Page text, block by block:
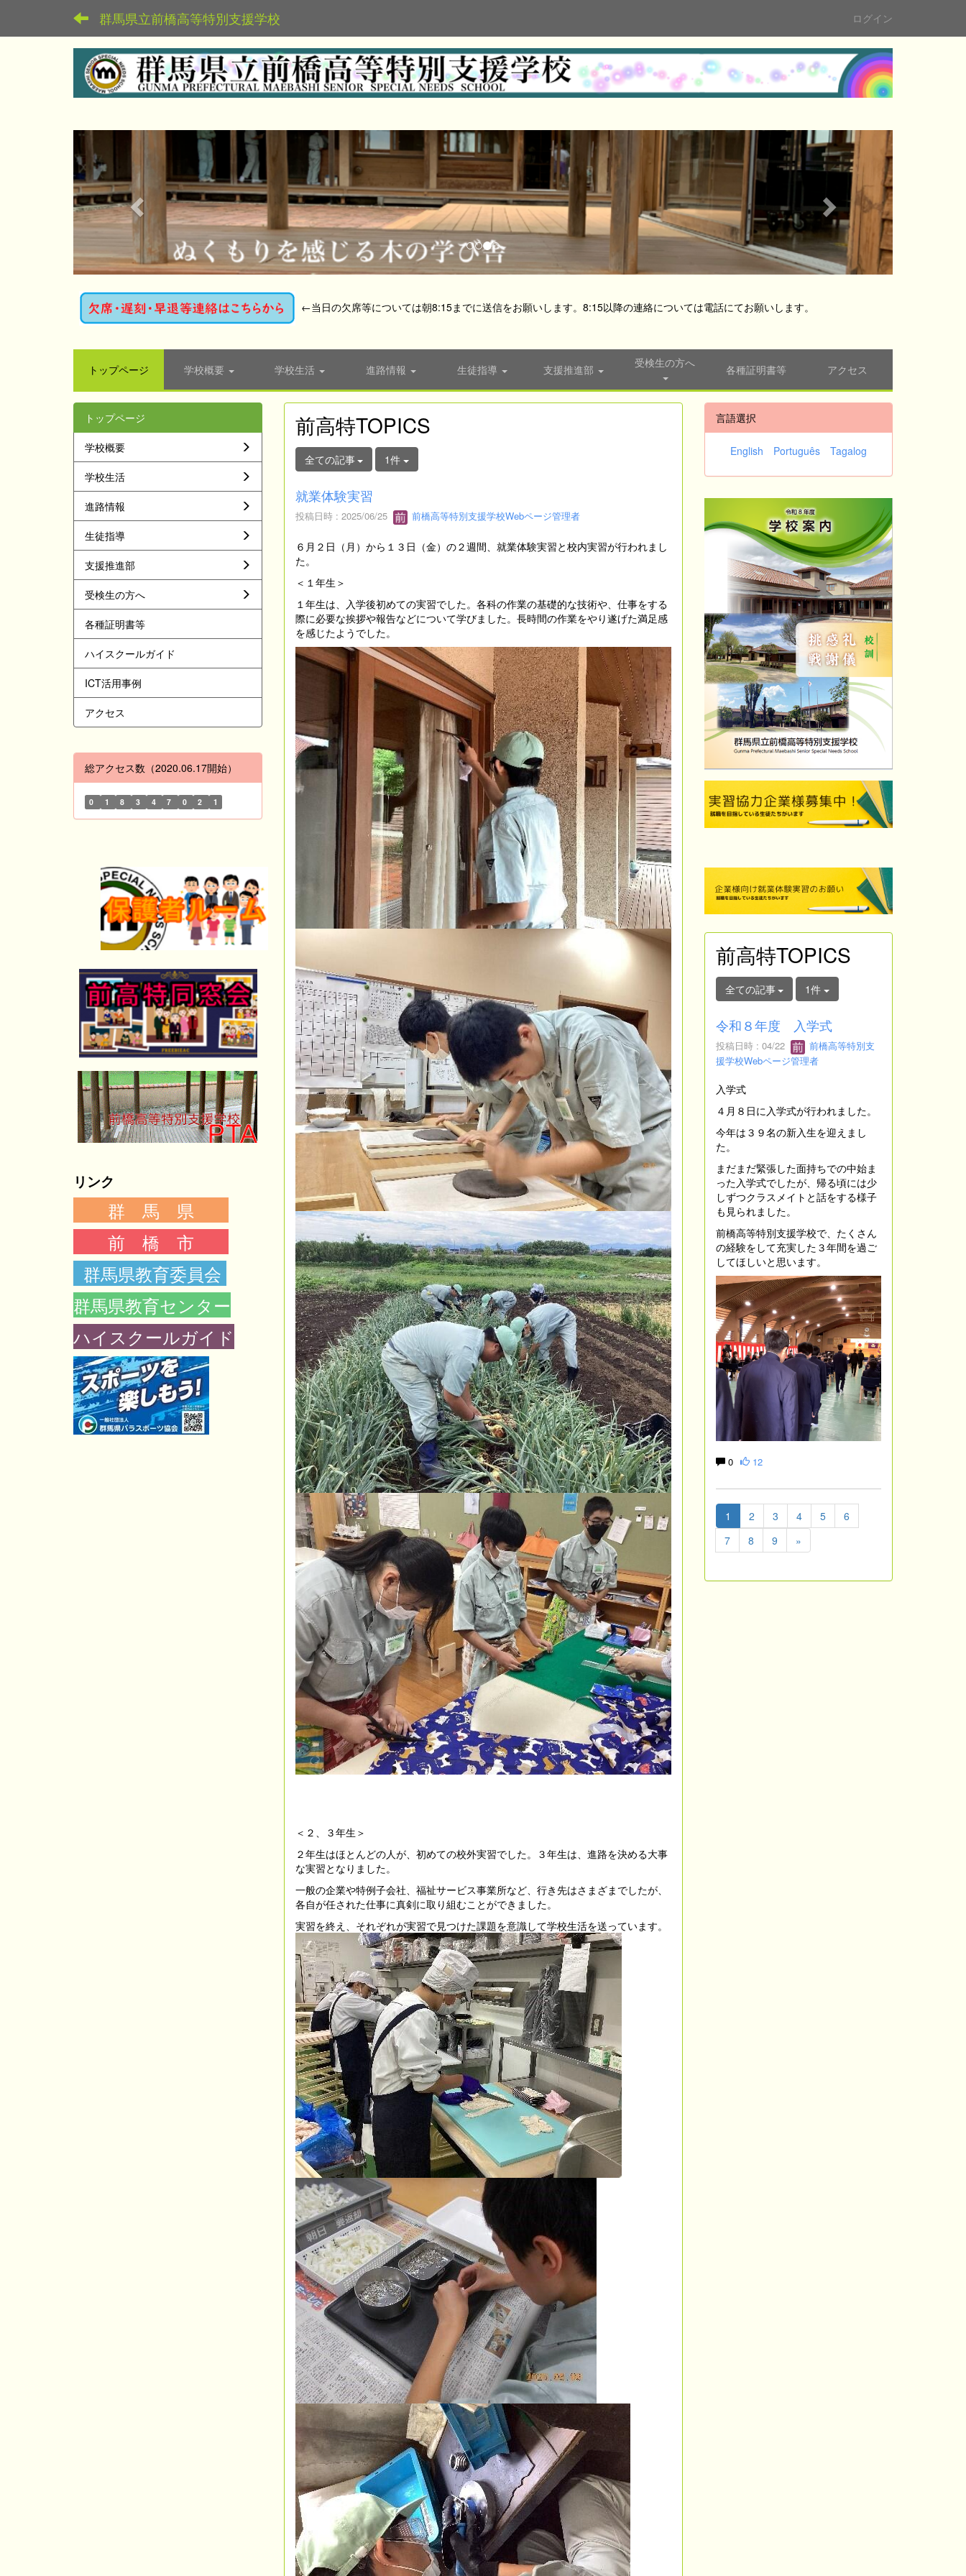
群馬県立前橋高等特別支援学校 ログイン
e
v
i
o
u
s
n
e
t
←当日の欠席等については朝8:15までに送信をお願いします。8:15以降の連絡については電話にてお願いします。
トップページ 学校概要 学校生活 進路情報 生徒指導 支援推進部 受検生の方へ 各種証明書等 アクセス
前高特TOPICS
全ての記事 1件
就業体験実習
投稿日時 : 2025/06/25 前橋高等特別支援学校Webページ管理者
６月２日（月）から１３日（金）の２週間、就業体験実習と校内実習が行われまし
た。
＜１年生＞
１年生は、入学後初めての実習でした。各科の作業の基礎的な技術や、仕事をする
際に必要な挨拶や報告などについて学びました。長時間の作業をやり遂げた満足感
を感じたようでした。
＜２、３年生＞
２年生はほとんどの人が、初めての校外実習でした。３年生は、進路を決める大事
な実習となりました。
一般の企業や特例子会社、福祉サービス事業所など、行き先はさまざまでしたが、
各自が任された仕事に真剣に取り組むことができました。
実習を終え、それぞれが実習で見つけた課題を意識して学校生活を送っています。
トップページ
学校概要
学校生活
進路情報
生徒指導
支援推進部
受検生の方へ
各種証明書等
ハイスクールガイド
ICT活用事例
アクセス
総アクセス数（2020.06.17開始）
0 1 8 3 4 7 0 2 1
リンク
群 馬 県
前 橋 市
群馬県教育委員会
群馬県教育センター
ハイスクールガイド
言語選択
English Português Tagalog
前高特TOPICS
全ての記事 1件
令和８年度 入学式
投稿日時 : 04/22
前橋高等特別支
援学校Webページ管理者
入学式
４月８日に入学式が行われました。
今年は３９名の新入生を迎えまし
た。
まだまだ緊張した面持ちでの中始ま
った入学式でしたが、帰る頃には少
しずつクラスメイトと話をする様子
も見られました。
前橋高等特別支援学校で、たくさん
の経験をして充実した３年間を過ご
してほしいと思います。
0 12
1 2 3 4 5
6
7
8 9 »